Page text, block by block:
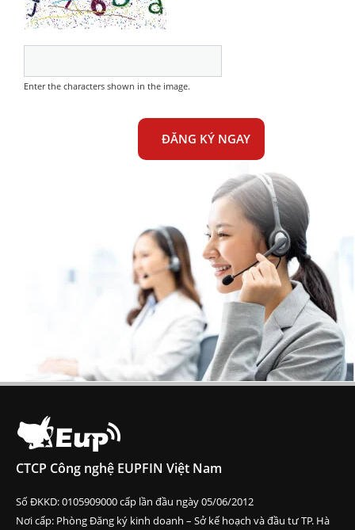
Enter the characters shown in the image.
CTCP Công nghệ EUPFIN Việt Nam
Số ĐKKD: 0105909000 cấp lần đầu ngày 05/06/2012
Nơi cấp: Phòng Đăng ký kinh doanh – Sở kế hoạch và đầu tư TP. Hà